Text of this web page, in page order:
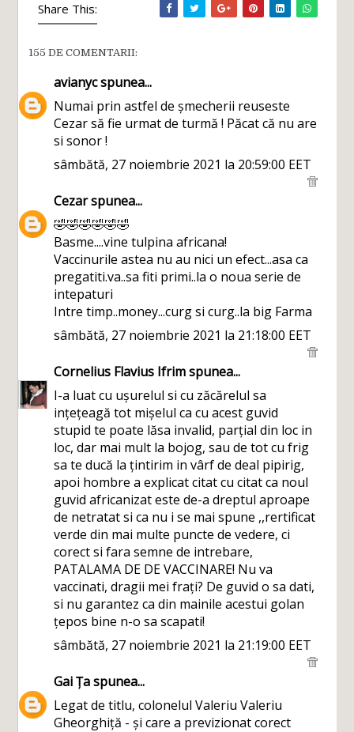
Share This:
155 DE COMENTARII:
avianycspunea...
Numai prin astfel de șmecherii reuseste
Cezar să fie urmat de turmă ! Păcat că nu are
si sonor !
sâmbătă, 27 noiembrie 2021 la 20:59:00 EET
Cezarspunea...
🤣🤣🤣🤣🤣🤣
Basme....vine tulpina africana!
Vaccinurile astea nu au nici un efect...asa ca
pregatiti.va..sa fiti primi..la o noua serie de
intepaturi
Intre timp..money...curg si curg..la big Farma
sâmbătă, 27 noiembrie 2021 la 21:18:00 EET
Cornelius Flavius Ifrimspunea...
I-a luat cu ușurelul si cu zăcărelul sa
ințețeagă tot mișelul ca cu acest guvid
stupid te poate lăsa invalid, parțial din loc in
loc, dar mai mult la bojog, sau de tot cu frig
sa te ducă la țintirim in vârf de deal pipirig,
apoi hombre a explicat citat cu citat ca noul
guvid africanizat este de-a dreptul aproape
de netratat si ca nu i se mai spune ,,rertificat
verde din mai multe puncte de vedere, ci
corect si fara semne de intrebare,
PATALAMA DE DE VACCINARE! Nu va
vaccinati, dragii mei frați? De guvid o sa dati,
si nu garantez ca din mainile acestui golan
țepos bine n-o sa scapati!
sâmbătă, 27 noiembrie 2021 la 21:19:00 EET
Gai Țaspunea...
Legat de titlu, colonelul Valeriu Valeriu
Gheorghiță - și care a previzionat corect